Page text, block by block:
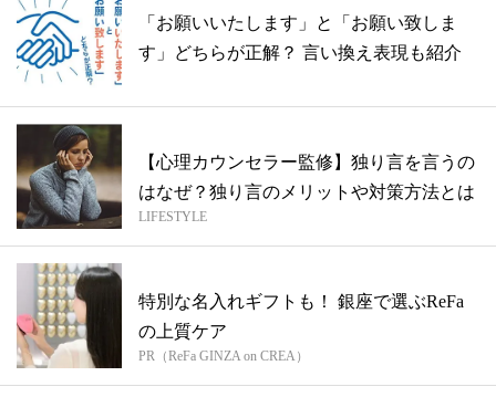
「お願いいたします」と「お願い致しま
す」どちらが正解？ 言い換え表現も紹介
【心理カウンセラー監修】独り言を言うの
はなぜ？独り言のメリットや対策方法とは
LIFESTYLE
特別な名入れギフトも！ 銀座で選ぶReFa
の上質ケア
PR（ReFa GINZA on CREA）